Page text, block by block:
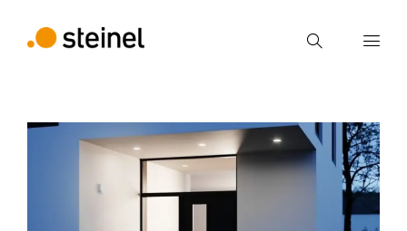
Zoek
Zoek
Voer een zoekterm in